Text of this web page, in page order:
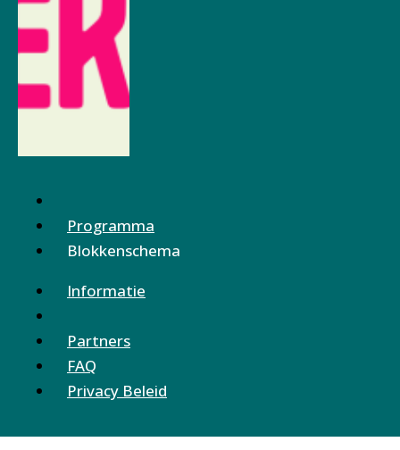
Programma
Blokkenschema
Informatie
Partners
FAQ
Privacy Beleid